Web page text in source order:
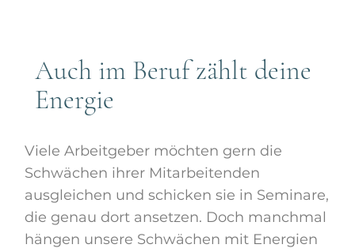
Auch im Beruf zählt deine
Energie
Viele Arbeitgeber möchten gern die
Schwächen ihrer Mitarbeitenden
ausgleichen und schicken sie in Seminare,
die genau dort ansetzen. Doch manchmal
hängen unsere Schwächen mit Energien